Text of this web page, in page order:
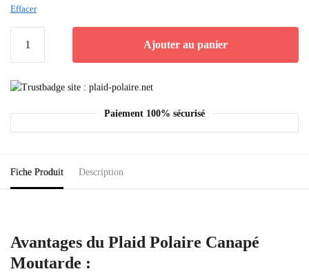
Effacer
Ajouter au panier
Paiement 100% sécurisé
Fiche Produit Description
Avantages du Plaid Polaire Canapé
Moutarde :